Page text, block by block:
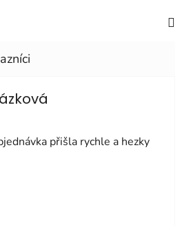
z 5 hvězdiček.
přišla rychle a hezky
z 5 hvězdiček.